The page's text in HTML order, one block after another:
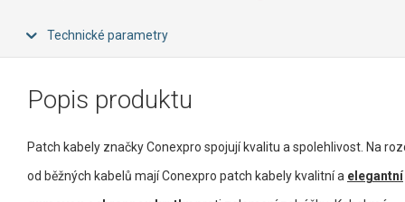
Technické parametry
Popis produktu
Patch kabely značky Conexpro spojují kvalitu a spolehlivost. Na
od běžných kabelů mají Conexpro patch kabely kvalitní a elegantní